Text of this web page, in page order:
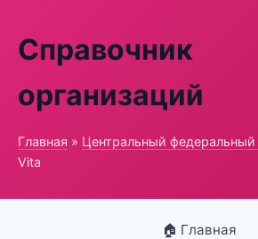
Справочник
организаций
Главная » Центральный федеральный
Vita
🏠 Главная